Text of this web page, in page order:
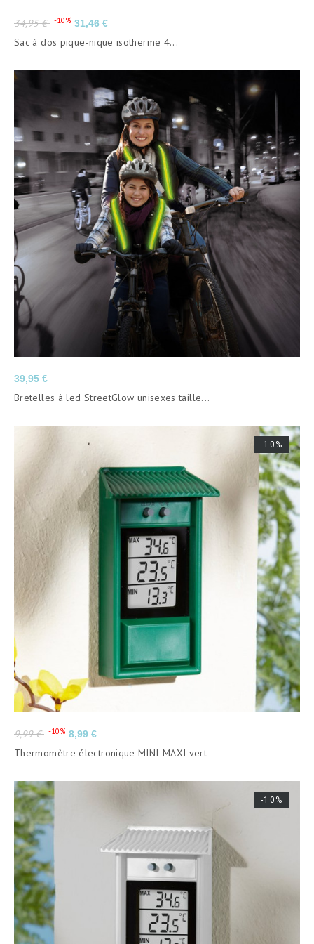
Prix
de
base
34,95 € -10% Prix
31,46 €
Sac à dos pique-nique isotherme 4...
Prix
39,95 €
Bretelles à led StreetGlow unisexes taille...
-10%
Prix
de
base
9,99 € -10% Prix
8,99 €
Thermomètre électronique MINI-MAXI vert
-10%